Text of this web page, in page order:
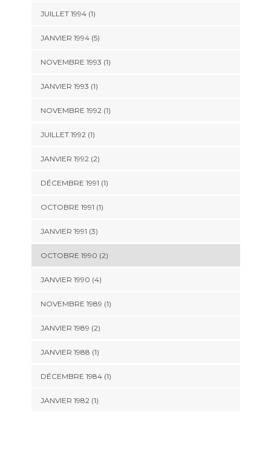
JUILLET 1994 (1)
JANVIER 1994 (5)
NOVEMBRE 1993 (1)
JANVIER 1993 (1)
NOVEMBRE 1992 (1)
JUILLET 1992 (1)
JANVIER 1992 (2)
DÉCEMBRE 1991 (1)
OCTOBRE 1991 (1)
JANVIER 1991 (3)
OCTOBRE 1990 (2)
JANVIER 1990 (4)
NOVEMBRE 1989 (1)
JANVIER 1989 (2)
JANVIER 1988 (1)
DÉCEMBRE 1984 (1)
JANVIER 1982 (1)